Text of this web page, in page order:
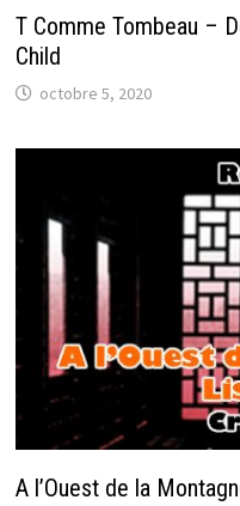
T Comme Tombeau –
Child
octobre 5, 2020
A l’Ouest de la